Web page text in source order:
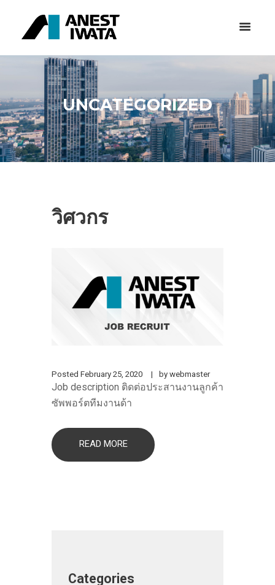
UNCATEGORIZED
วิศวกร
Posted February 25, 2020 bywebmaster
Job description ติดต่อประสานงานลูกค้า
ซัพพอร์ตทีมงานด้า
READ MORE
Categories